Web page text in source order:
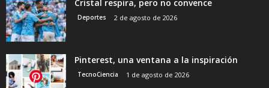
Cristal respira, pero no convence
Deportes 2 de agosto de 2026
Pinterest, una ventana a la inspiración
TecnoCiencia 1 de agosto de 2026